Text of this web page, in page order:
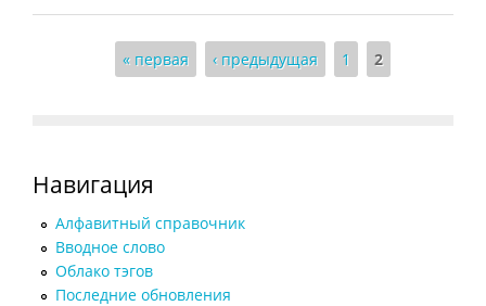
Страницы« первая ‹ предыдущая 1 2
Навигация
Алфавитный справочник
Вводное слово
Облако тэгов
Последние обновления